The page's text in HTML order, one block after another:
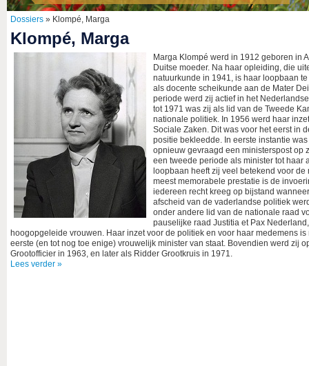
Dossiers » Klompé, Marga
Klompé, Marga
Marga Klompé werd in 1912 geboren in
Duitse moeder. Na haar opleiding, die
natuurkunde in 1941, is haar loopbaan
als docente scheikunde aan de Mater
periode werd zij actief in het
tot 1971 was zij als lid van de Tweede
nationale politiek. In 1956 werd haar
Sociale Zaken. Dit was voor het eerst in
positie bekleedde. In eerste instantie
opnieuw gevraagd een ministerspost op
een tweede periode als minister tot haar
loopbaan heeft zij veel betekend voor
meest memorabele prestatie is de
iedereen recht kreeg op bijstand
afscheid van de vaderlandse politiek
onder andere lid van de nationale raad
pauselijke raad Justitia et Pax
hoogopgeleide vrouwen. Haar inzet voor de politiek en voor haar medemens
eerste (en tot nog toe enige) vrouwelijk minister van staat. Bovendien werd zij
Grootofficier in 1963, en later als Ridder Grootkruis in 1971.
Lees verder »